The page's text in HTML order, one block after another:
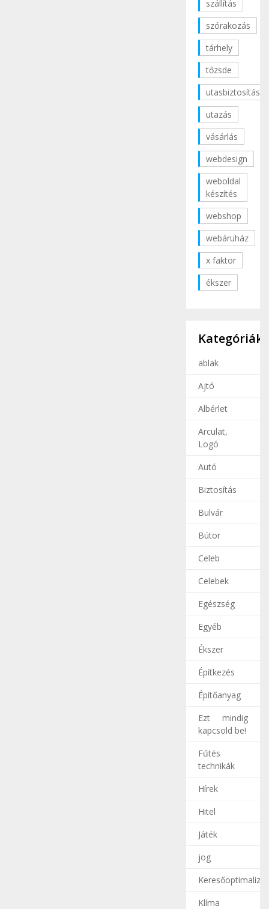
szállítás
szórakozás
tárhely
tőzsde
utasbiztosítás
utazás
vásárlás
webdesign
weboldal
készítés
webshop
webáruház
x faktor
ékszer
Kategóriák
ablak
Ajtó
Albérlet
Arculat,
Logó
Autó
Biztosítás
Bulvár
Bútor
Celeb
Celebek
Egészség
Egyéb
Ékszer
Építkezés
Építőanyag
Ezt mindig
kapcsold be!
Fűtés
technikák
Hírek
Hitel
Játék
jog
Klíma